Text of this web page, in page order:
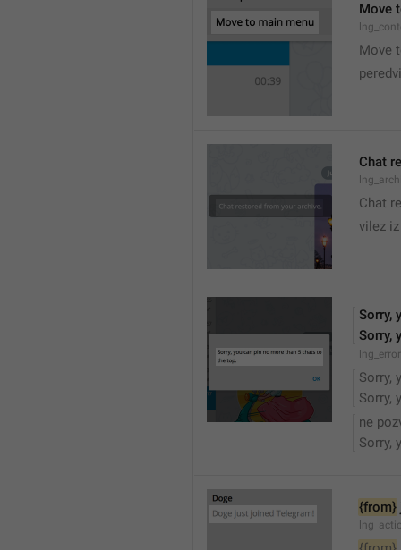
Move
Move
Chat
Chat
vilez
Sorry,
Sorry,
Sorry,
Sorry,
ne
Sorry,
{from}